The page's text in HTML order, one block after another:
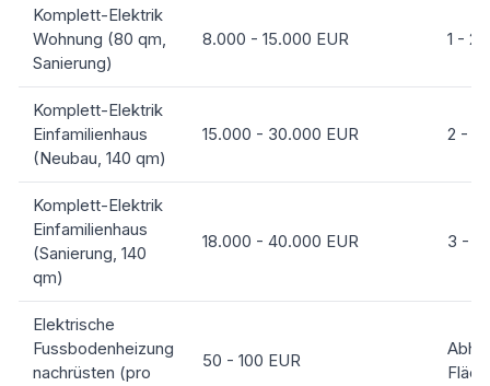
Komplett-Elektrik
Wohnung (80 qm,
Sanierung)
8.000 - 15.000 EUR 1 - 2
Komplett-Elektrik
Einfamilienhaus
(Neubau, 140 qm)
15.000 - 30.000 EUR 2 - 4
Komplett-Elektrik
Einfamilienhaus
(Sanierung, 140
qm)
18.000 - 40.000 EUR 3 - 6
Elektrische
Fussbodenheizung
nachrüsten (pro
50 - 100 EUR